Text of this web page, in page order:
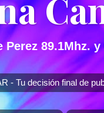
89.1Mhz.
- Tu decisión final de